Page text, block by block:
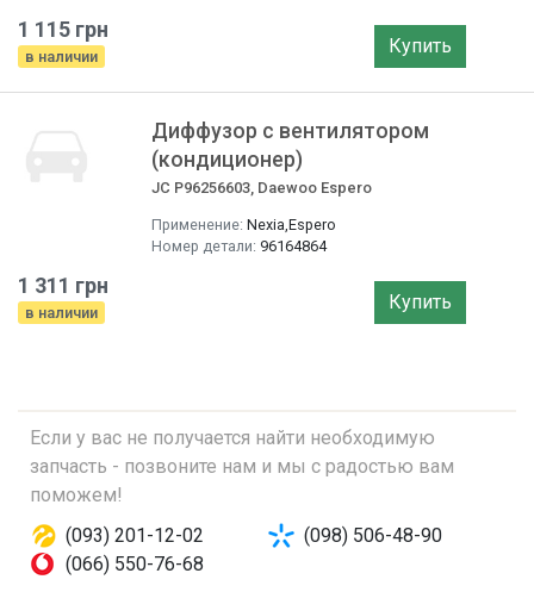
1 115 грн
в наличии Купить
Диффузор с вентилятором
(кондиционер)
JC P96256603, Daewoo Espero
Применение: Nexia,Espero
Номер детали: 96164864
1 311 грн
в наличии Купить
Если у вас не получается найти необходимую
запчасть - позвоните нам и мы с радостью вам
поможем!
(093) 201-12-02
(098) 506-48-90
(066) 550-76-68